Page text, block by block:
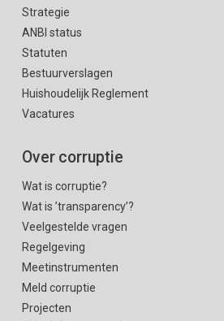
Strategie
ANBI status
Statuten
Bestuurverslagen
Huishoudelijk Reglement
Vacatures
Over corruptie
Wat is corruptie?
Wat is ’transparency’?
Veelgestelde vragen
Regelgeving
Meetinstrumenten
Meld corruptie
Projecten